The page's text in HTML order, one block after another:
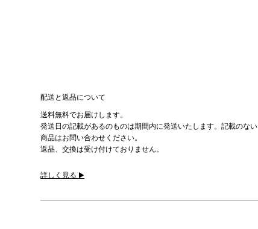
配送と返品について
送料無料でお届けします。
発送日の記載があるのものは期間内に発送いたします。記載のない
商品はお問い合わせください。
返品、交換は受け付けておりません。
詳しく見る